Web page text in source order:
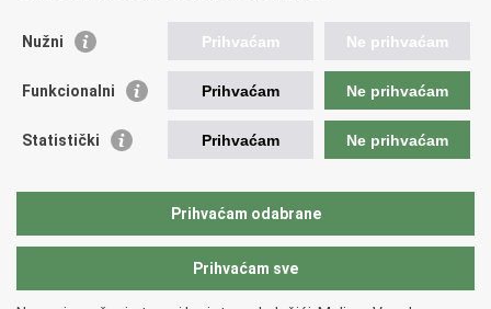
Korisne poveznice
Vlada RH
ASOO
CARNET
Nužni Prihvaćam Ne prihvaćam
Funkcionalni Prihvaćam Ne prihvaćam
Statistički Prihvaćam Ne prihvaćam
Prihvaćam odabrane
Prihvaćam sve